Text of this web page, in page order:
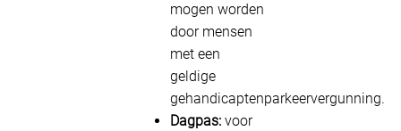
mogen worden
door mensen
met een
geldige
gehandicaptenparkeervergunning.
Dagpas: voor